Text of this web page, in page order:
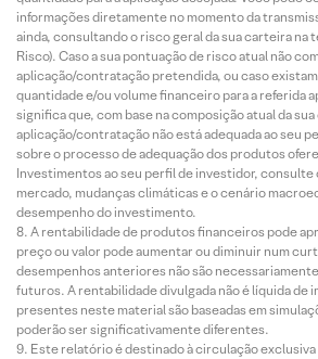
informações diretamente no momento da
ainda, consultando o risco geral da sua carteira na
Risco). Caso a sua pontuação de risco atual não
aplicação/contratação pretendida, ou caso
quantidade e/ou volume financeiro para a referida
significa que, com base na composição atual da
aplicação/contratação não está adequada ao seu
sobre o processo de adequação dos produtos
Investimentos ao seu perfil de investidor, consulte
mercado, mudanças climáticas e o cenário
desempenho do investimento.
A rentabilidade de produtos financeiros pode
preço ou valor pode aumentar ou diminuir num
desempenhos anteriores não são
futuros. A rentabilidade divulgada não é líquida de
presentes neste material são baseadas em
poderão ser significativamente diferentes.
Este relatório é destinado à circulação exclusiva